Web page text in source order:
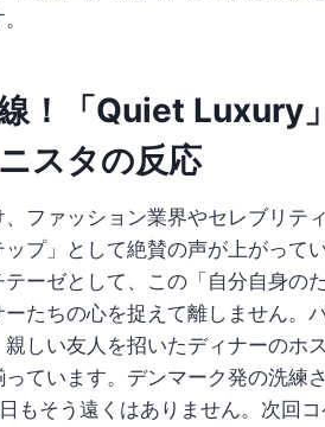
！「Quiet Luxury
スタの反応
ファッション業界やセレブリテ
ップ」として絶賛の声が上がって
ーゼとして、この「自分自身の
たちの心を捉えて離しません。
しい友人を招いたディナーのホ
ています。デンマーク発の洗練
もそう遠くはありません。次回